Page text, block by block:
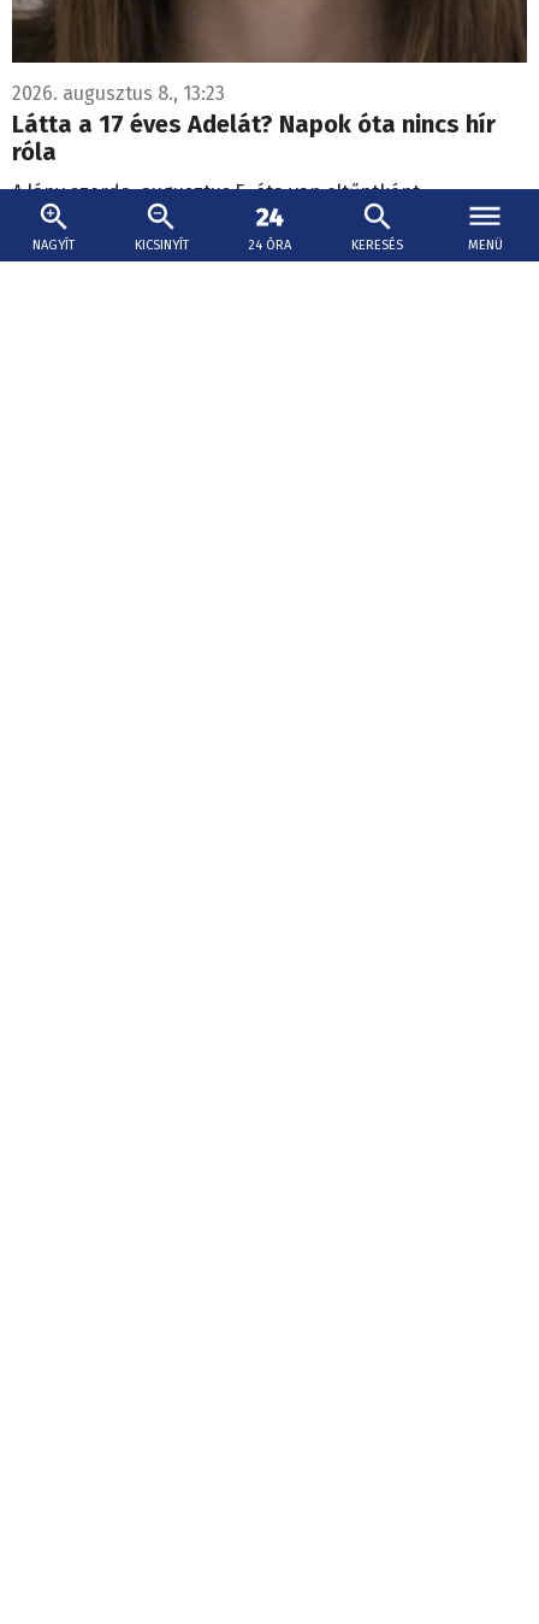
NAGYÍT KICSINYÍT 24 ÓRA KERESÉS MENÜ
2026. augusztus 8., 13:23
Látta a 17 éves Adelát? Napok óta nincs hír
róla
A lány szerda, augusztus 5. óta van eltűntként
nyilvántartva.